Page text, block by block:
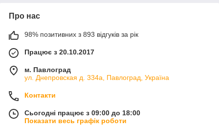
Про нас
98% позитивних з 893 відгуків за рік
Працює з 20.10.2017
м. Павлоград
ул. Днепровская д. 334а, Павлоград, Україна
Контакти
Сьогодні працює з 09:00 до 18:00
Показати весь графік роботи